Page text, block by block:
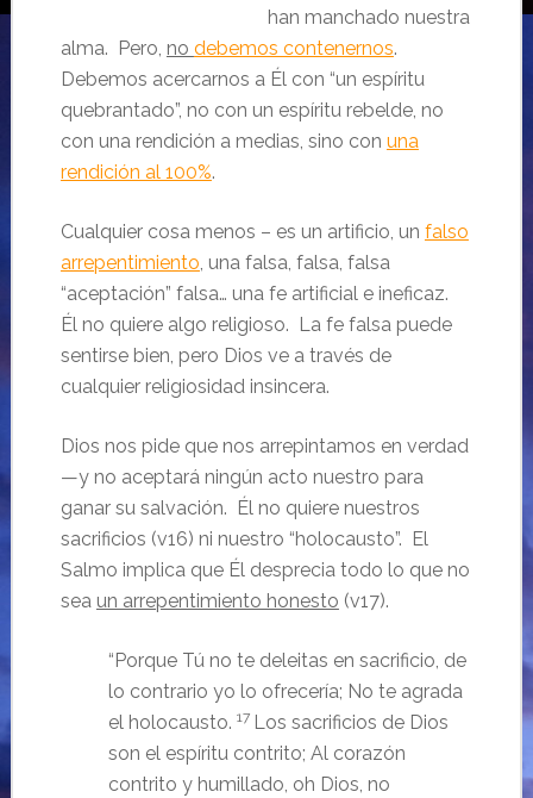
han manchado nuestra
alma. Pero, no debemos contenernos.
Debemos acercarnos a Él con “un espíritu
quebrantado”, no con un espíritu rebelde, no
con una rendición a medias, sino con una
rendición al 100%.
Cualquier cosa menos – es un artificio, un falso
arrepentimiento, una falsa, falsa, falsa
“aceptación” falsa… una fe artificial e ineficaz.
Él no quiere algo religioso. La fe falsa puede
sentirse bien, pero Dios ve a través de
cualquier religiosidad insincera.
Dios nos pide que nos arrepintamos en verdad
—y no aceptará ningún acto nuestro para
ganar su salvación. Él no quiere nuestros
sacrificios (v16) ni nuestro “holocausto”. El
Salmo implica que Él desprecia todo lo que no
sea un arrepentimiento honesto (v17).
“Porque Tú no te deleitas en sacrificio, de
lo contrario yo lo ofrecería; No te agrada
el holocausto. 17 Los sacrificios de Dios
son el espíritu contrito; Al corazón
contrito y humillado, oh Dios, no